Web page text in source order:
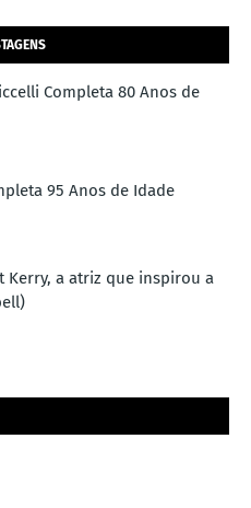
Completa 80 Anos de
95 Anos de Idade
Kerry, a atriz que inspirou a